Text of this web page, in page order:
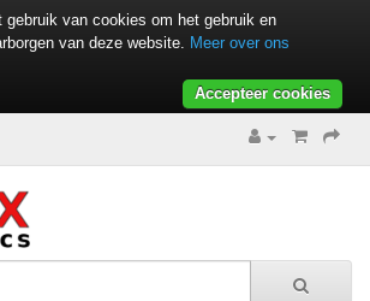
gebruik van cookies om het gebruik en
van deze website. Meer over ons
Accepteer cookies